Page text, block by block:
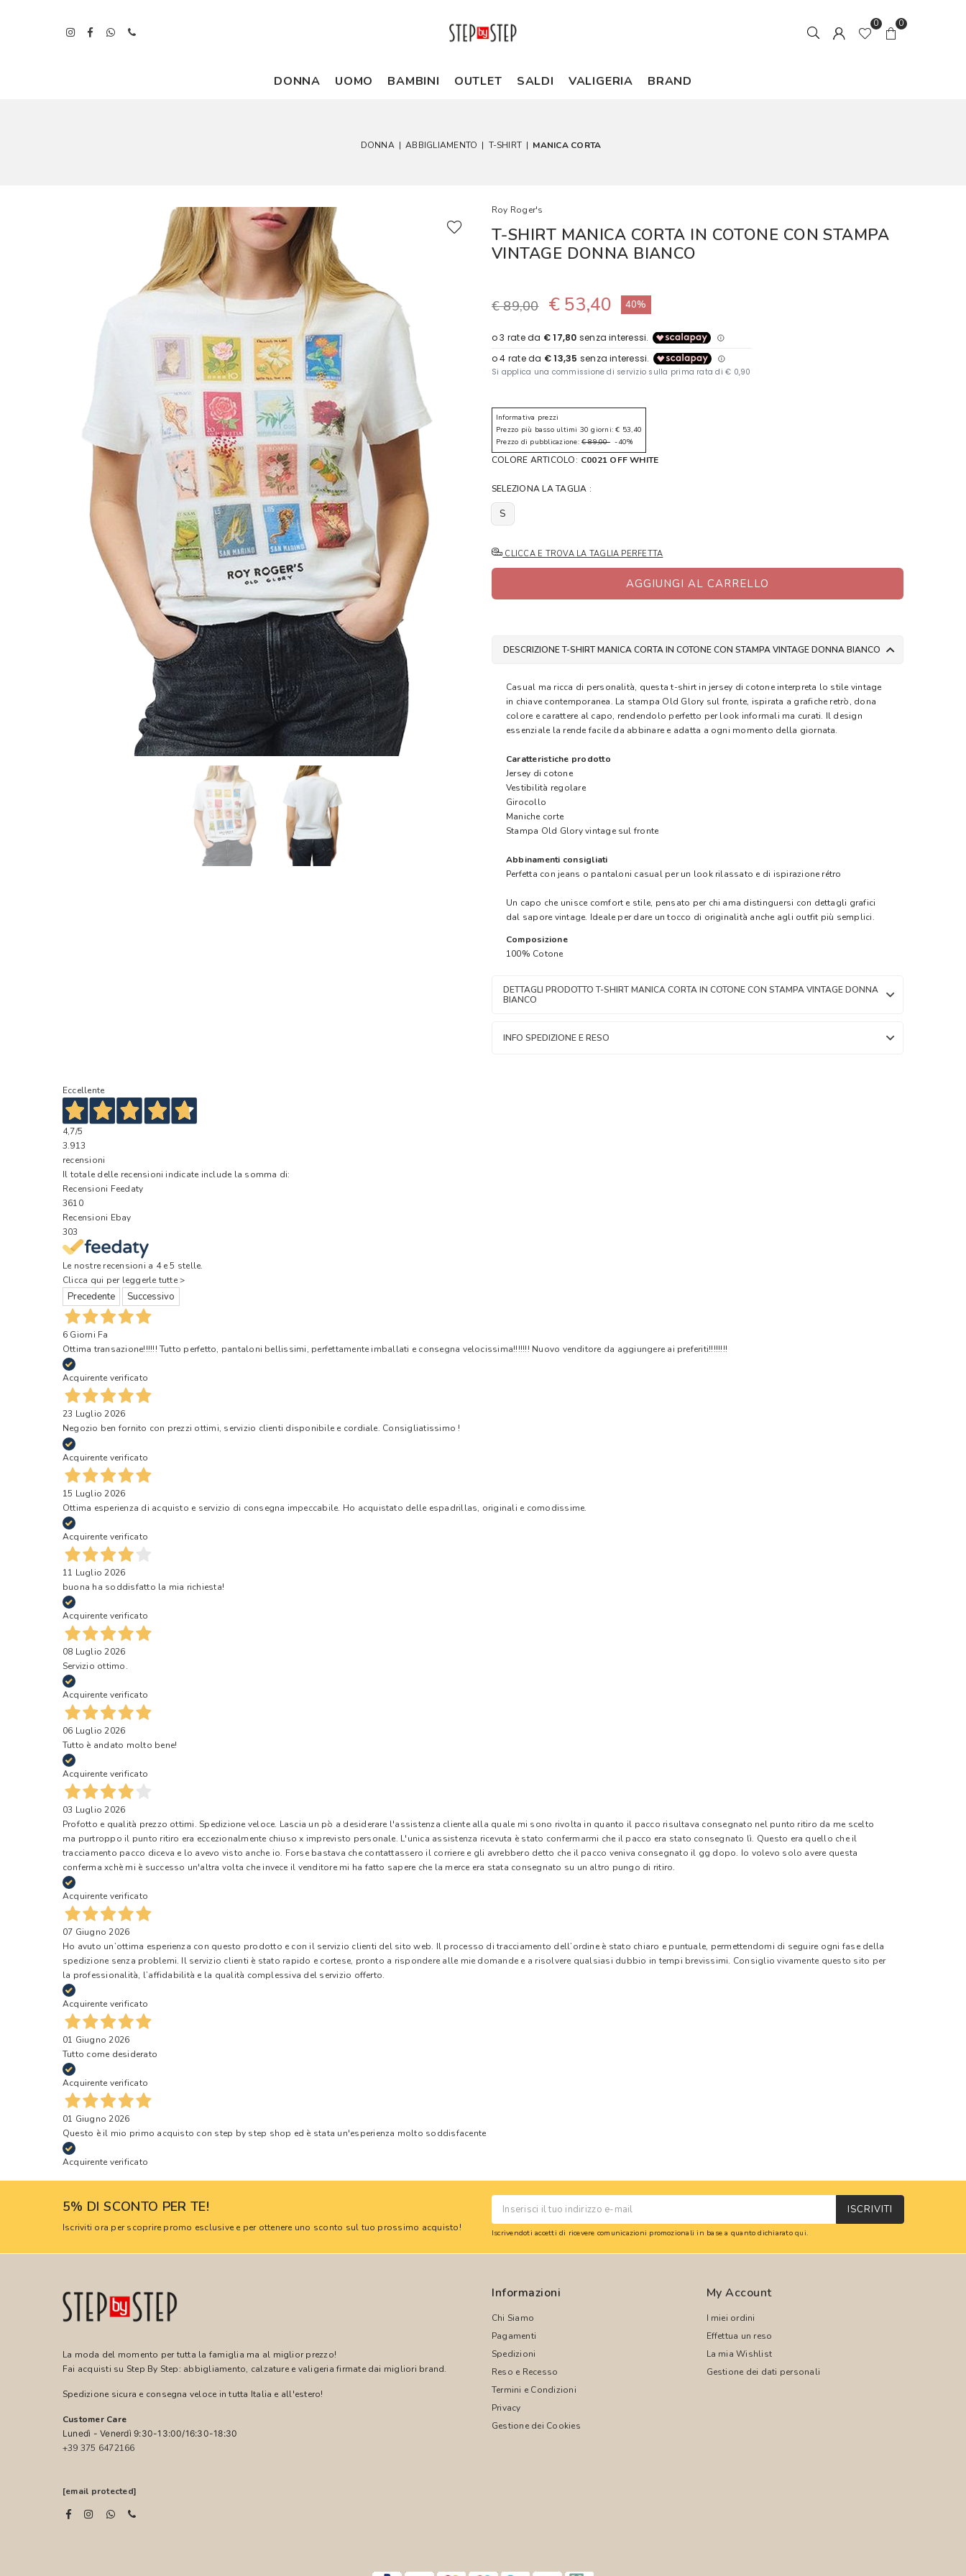
0 0
DONNA UOMO BAMBINI OUTLET SALDI VALIGERIA BRAND
DONNA | ABBIGLIAMENTO | T-SHIRT | MANICA CORTA
Roy Roger's
T-SHIRT MANICA CORTA IN COTONE CON STAMPA
VINTAGE DONNA BIANCO
€ 89,00 € 53,40 40%
Informativa prezzi
Prezzo più basso ultimi 30 giorni: € 53,40
Prezzo di pubblicazione: € 89,00-40%
COLORE ARTICOLO: C0021 OFF WHITE
SELEZIONA LA TAGLIA :
S
CLICCA E TROVA LA TAGLIA PERFETTA
AGGIUNGI AL CARRELLO
DESCRIZIONE T-SHIRT MANICA CORTA IN COTONE CON STAMPA VINTAGE DONNA BIANCO
Casual ma ricca di personalità, questa t-shirt in jersey di cotone interpreta lo stile vintage
in chiave contemporanea. La stampa Old Glory sul fronte, ispirata a grafiche retrò, dona
colore e carattere al capo, rendendolo perfetto per look informali ma curati. Il design
essenziale la rende facile da abbinare e adatta a ogni momento della giornata.
Caratteristiche prodotto
Jersey di cotone
Vestibilità regolare
Girocollo
Maniche corte
Stampa Old Glory vintage sul fronte
Abbinamenti consigliati
Perfetta con jeans o pantaloni casual per un look rilassato e di ispirazione rétro
Un capo che unisce comfort e stile, pensato per chi ama distinguersi con dettagli grafici
dal sapore vintage. Ideale per dare un tocco di originalità anche agli outfit più semplici.
Composizione
100% Cotone
DETTAGLI PRODOTTO T-SHIRT MANICA CORTA IN COTONE CON STAMPA VINTAGE DONNA
BIANCO
INFO SPEDIZIONE E RESO
Eccellente
4,7/5
3.913
recensioni
Il totale delle recensioni indicate include la somma di:
Recensioni Feedaty
3610
Recensioni Ebay
303
Le nostre recensioni a 4 e 5 stelle.
Clicca qui per leggerle tutte >
Precedente Successivo
6 Giorni Fa
Ottima transazione!!!!!! Tutto perfetto, pantaloni bellissimi, perfettamente imballati e consegna velocissima!!!!!!! Nuovo venditore da aggiungere ai preferiti!!!!!!!!
Acquirente verificato
23 Luglio 2026
Negozio ben fornito con prezzi ottimi, servizio clienti disponibile e cordiale. Consigliatissimo !
Acquirente verificato
15 Luglio 2026
Ottima esperienza di acquisto e servizio di consegna impeccabile. Ho acquistato delle espadrillas, originali e comodissime.
Acquirente verificato
11 Luglio 2026
buona ha soddisfatto la mia richiesta!
Acquirente verificato
08 Luglio 2026
Servizio ottimo.
Acquirente verificato
06 Luglio 2026
Tutto è andato molto bene!
Acquirente verificato
03 Luglio 2026
Profotto e qualità prezzo ottimi. Spedizione veloce. Lascia un pò a desiderare l'assistenza cliente alla quale mi sono rivolta in quanto il pacco risultava consegnato nel punto ritiro da me scelto
ma purtroppo il punto ritiro era eccezionalmente chiuso x imprevisto personale. L'unica assistenza ricevuta è stato confermarmi che il pacco era stato consegnato lì. Questo era quello che il
tracciamento pacco diceva e lo avevo visto anche io. Forse bastava che contattassero il corriere e gli avrebbero detto che il pacco veniva consegnato il gg dopo. Io volevo solo avere questa
conferma xchè mi è successo un'altra volta che invece il venditore mi ha fatto sapere che la merce era stata consegnato su un altro pungo di ritiro.
Acquirente verificato
07 Giugno 2026
Ho avuto un’ottima esperienza con questo prodotto e con il servizio clienti del sito web. Il processo di tracciamento dell’ordine è stato chiaro e puntuale, permettendomi di seguire ogni fase della
spedizione senza problemi. Il servizio clienti è stato rapido e cortese, pronto a rispondere alle mie domande e a risolvere qualsiasi dubbio in tempi brevissimi. Consiglio vivamente questo sito per
la professionalità, l’affidabilità e la qualità complessiva del servizio offerto.
Acquirente verificato
01 Giugno 2026
Tutto come desiderato
Acquirente verificato
01 Giugno 2026
Questo è il mio primo acquisto con step by step shop ed è stata un'esperienza molto soddisfacente
Acquirente verificato
5% DI SCONTO PER TE!
Iscriviti ora per scoprire promo esclusive e per ottenere uno sconto sul tuo prossimo acquisto!
ISCRIVITI
Iscrivendoti accetti di ricevere comunicazioni promozionali in base a quanto dichiaratoqui.
La moda del momento per tutta la famiglia ma al miglior prezzo!
Fai acquisti su Step By Step: abbigliamento, calzature e valigeria firmate dai migliori brand.
Spedizione sicura e consegna veloce in tutta Italia e all'estero!
Customer Care
Lunedì - Venerdì 9:30-13:00/16:30-18:30
+39 375 6472166
[email protected]
Informazioni
Chi Siamo
Pagamenti
Spedizioni
Reso e Recesso
Termini e Condizioni
Privacy
Gestione dei Cookies
My Account
I miei ordini
Effettua un reso
La mia Wishlist
Gestione dei dati personali